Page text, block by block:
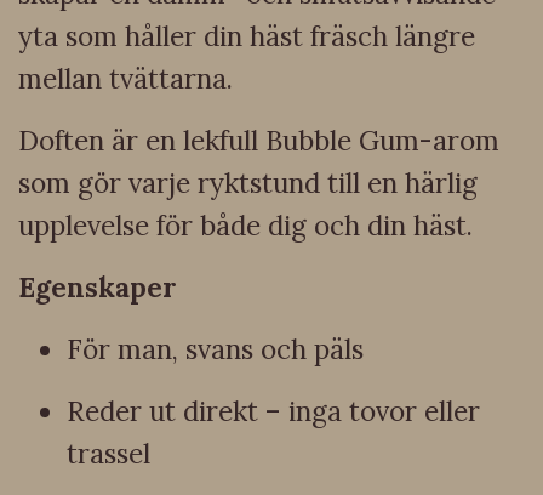
yta som håller din häst fräsch längre
mellan tvättarna.
Doften är en lekfull Bubble Gum-arom
som gör varje ryktstund till en härlig
upplevelse för både dig och din häst.
Egenskaper
För man, svans och päls
Reder ut direkt – inga tovor eller
trassel